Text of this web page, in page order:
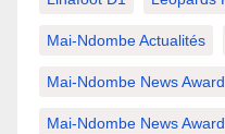
Mai-Ndombe Actualités
Mai-Ndombe News
Mai-Ndombe News